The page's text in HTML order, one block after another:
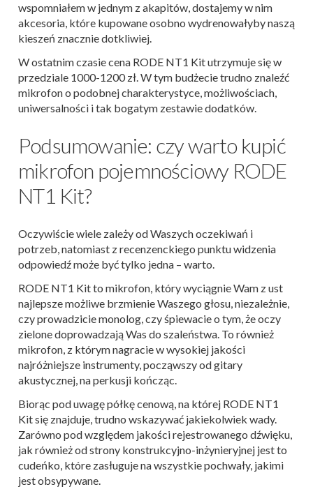
wspomniałem w jednym z akapitów, dostajemy w nim
akcesoria, które kupowane osobno wydrenowałyby naszą
kieszeń znacznie dotkliwiej.
W ostatnim czasie cena RODE NT1 Kit utrzymuje się w
przedziale 1000-1200 zł. W tym budżecie trudno znaleźć
mikrofon o podobnej charakterystyce, możliwościach,
uniwersalności i tak bogatym zestawie dodatków.
Podsumowanie: czy warto kupić
mikrofon pojemnościowy RODE
NT1 Kit?
Oczywiście wiele zależy od Waszych oczekiwań i
potrzeb, natomiast z recenzenckiego punktu widzenia
odpowiedź może być tylko jedna – warto.
RODE NT1 Kit to mikrofon, który wyciągnie Wam z ust
najlepsze możliwe brzmienie Waszego głosu, niezależnie,
czy prowadzicie monolog, czy śpiewacie o tym, że oczy
zielone doprowadzają Was do szaleństwa. To również
mikrofon, z którym nagracie w wysokiej jakości
najróżniejsze instrumenty, począwszy od gitary
akustycznej, na perkusji kończąc.
Biorąc pod uwagę półkę cenową, na której RODE NT1
Kit się znajduje, trudno wskazywać jakiekolwiek wady.
Zarówno pod względem jakości rejestrowanego dźwięku,
jak również od strony konstrukcyjno-inżynieryjnej jest to
cudeńko, które zasługuje na wszystkie pochwały, jakimi
jest obsypywane.